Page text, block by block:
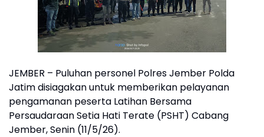
JEMBER – Puluhan personel Polres Jember Polda
Jatim disiagakan untuk memberikan pelayanan
pengamanan peserta Latihan Bersama
Persaudaraan Setia Hati Terate (PSHT) Cabang
Jember, Senin (11/5/26).